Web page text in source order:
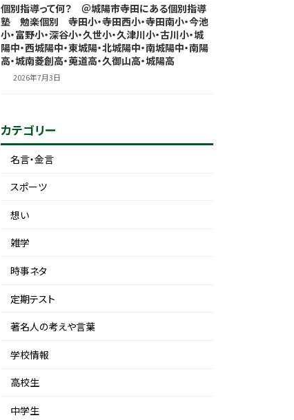
個別指導って何？ ＠城陽市寺田にある個別指導
塾 勉楽個別 寺田小・寺田西小・寺田南小・今池
小・富野小・深谷小・久世小・久津川小・古川小・城
陽中・西城陽中・東城陽・北城陽中・南城陽中・南陽
高・城南菱創高・莵道高・久御山高・城陽高
2026年7月3日
カテゴリー
名言・金言
スポーツ
想い
雑学
時事ネタ
定期テスト
著名人の考えや言葉
学校情報
高校生
中学生